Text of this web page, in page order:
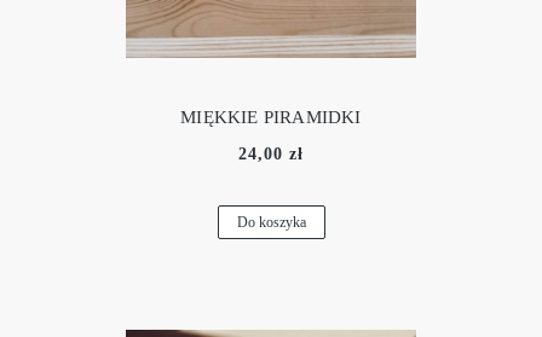
MIĘKKIE PIRAMIDKI
24,00 zł
Do koszyka